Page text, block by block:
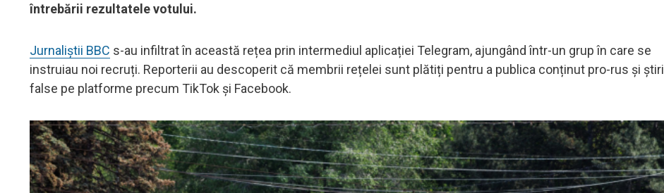
întrebării rezultatele votului.
Jurnaliștii BBC s-au infiltrat în această rețea prin intermediul aplicației Telegram, ajungând într-un grup în care se
instruiau noi recruți. Reporterii au descoperit că membrii rețelei sunt plătiți pentru a publica conținut pro-rus și știri
false pe platforme precum TikTok și Facebook.